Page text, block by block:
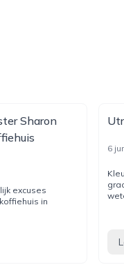
Sharon
excuses
in
6